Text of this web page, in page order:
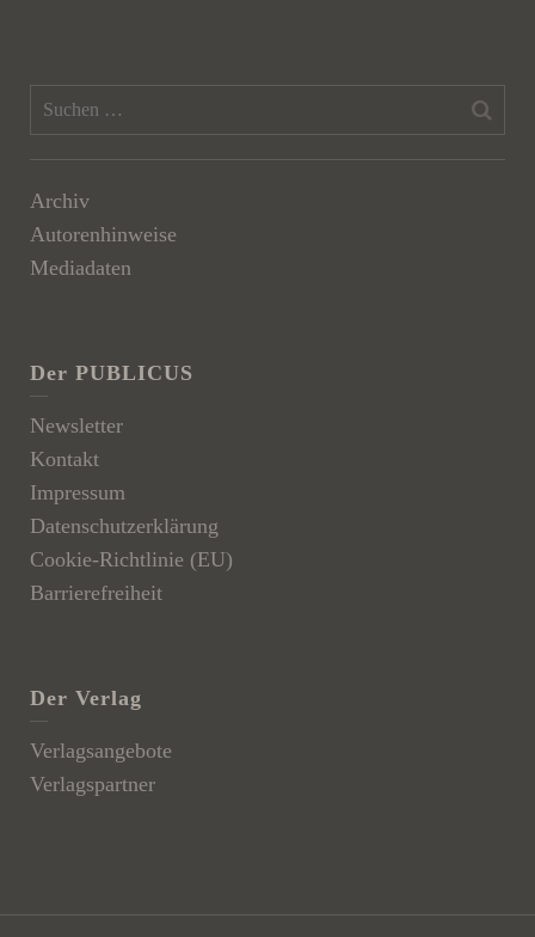
Archiv
Autorenhinweise
Mediadaten
Der PUBLICUS
Newsletter
Kontakt
Impressum
Datenschutzerklärung
Cookie-Richtlinie (EU)
Barrierefreiheit
Der Verlag
Verlagsangebote
Verlagspartner